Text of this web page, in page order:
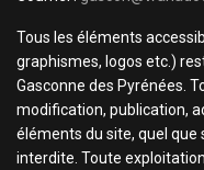
Tous les éléments
graphismes, logos etc.)
Gasconne des Pyrénées.
modification, publication,
éléments du site, quel que
interdite. Toute